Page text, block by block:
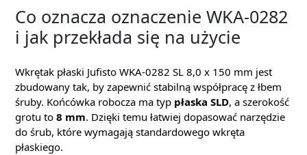
Co oznacza oznaczenie WKA-0282
i jak przekłada się na użycie
Wkrętak płaski Jufisto WKA-0282 SL 8,0 x 150 mm jest
zbudowany tak, by zapewnić stabilną współpracę z łbem
śruby. Końcówka robocza ma typ płaska SLD, a szerokość
grotu to 8 mm. Dzięki temu łatwiej dopasować narzędzie
do śrub, które wymagają standardowego wkręta
płaskiego.